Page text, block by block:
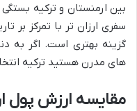
بین ارمنستان و ترکیه
سفری ارزان تر با تمرکز بر
گزینه بهتری است. اگر به
های مدرن هستید ترکیه
مقایسه ارزش پول